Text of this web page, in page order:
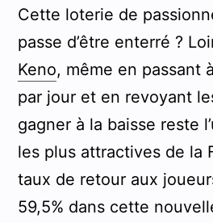
Cette loterie de
passe d’être enterré ?
Keno, même en passant
par jour et en revoyant
gagner à la baisse reste
les plus attractives de la
taux de retour aux
59,5% dans cette